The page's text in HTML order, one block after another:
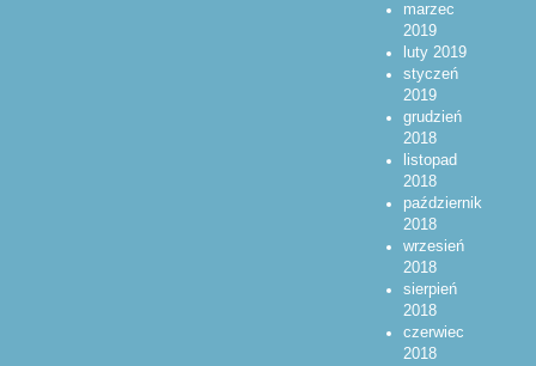
marzec
2019
luty 2019
styczeń
2019
grudzień
2018
listopad
2018
październik
2018
wrzesień
2018
sierpień
2018
czerwiec
2018